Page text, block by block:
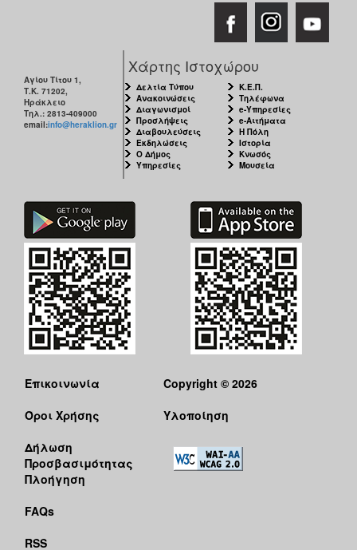
Αγίου Τίτου 1,
Τ.Κ. 71202,
Ηράκλειο
Τηλ.: 2813-409000
email:info@heraklion.gr
Χάρτης Ιστοχώρου
Δελτία Τύπου
Ανακοινώσεις
Διαγωνισμοί
Προσλήψεις
Διαβουλεύσεις
Εκδηλώσεις
Ο Δήμος
Υπηρεσίες
Κ.Ε.Π.
Τηλέφωνα
e-Υπηρεσίες
e-Αιτήματα
Η Πόλη
Ιστορία
Κνωσός
Μουσεία
Επικοινωνία
Όροι Χρήσης
Δήλωση
Προσβασιμότητας
Πλοήγηση
FAQs
RSS
Copyright © 2026
Υλοποίηση